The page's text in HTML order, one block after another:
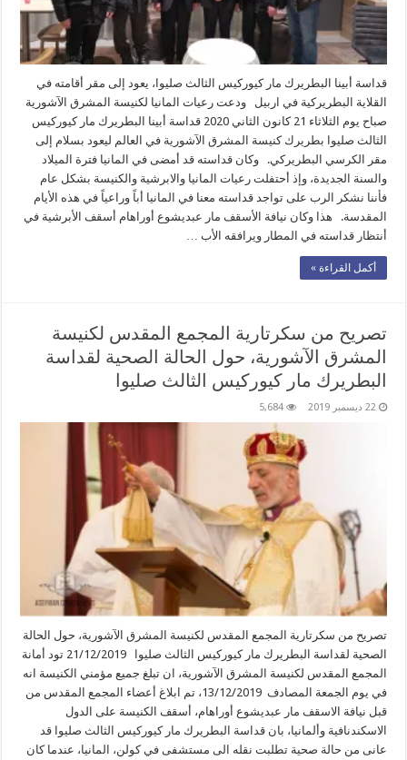
قداسة أبينا البطريرك مار كيوركيس الثالث صليوا، يعود إلى مقر أقامته في
القلاية البطريركية في اربيل ودعت رعيات المانيا لكنيسة المشرق الآشورية
صباح يوم الثلاثاء 21 كانون الثاني 2020 قداسة أبينا البطريرك مار كيوركيس
الثالث صليوا بطريرك كنيسة المشرق الآشورية في العالم ليعود بسلام إلى
مقر الكرسي البطريركي. وكان قداسته قد أمضى في المانيا فترة الميلاد
والسنة الجديدة، وإذ أحتفلت رعيات المانيا والابرشية والكنيسة بشكل عام
فأننا نشكر الرب على تواجد قداسته معنا في المانيا أباً وراعياً في هذه الأيام
المقدسة. هذا وكان نيافة الأسقف مار عبديشوع أوراهام أسقف الأبرشية في
أنتظار قداسته في المطار ويرافقه الأب …
أكمل القراءة »
تصريح من سكرتارية المجمع المقدس لكنيسة
المشرق الآشورية، حول الحالة الصحية لقداسة
البطريرك مار كيوركيس الثالث صليوا
22 ديسمبر 2019 5,684
تصريح من سكرتارية المجمع المقدس لكنيسة المشرق الآشورية، حول الحالة
الصحية لقداسة البطريرك مار كيوركيس الثالث صليوا 21/12/2019 تود أمانة
المجمع المقدس لكنيسة المشرق الآشورية، ان تبلغ جميع مؤمني الكنيسة انه
في يوم الجمعة المصادف 13/12/2019، تم ابلاغ أعضاء المجمع المقدس من
قبل نيافة الاسقف مار عبديشوع أوراهام، أسقف الكنيسة على الدول
الاسكندنافية وألمانيا، بان قداسة البطريرك مار كيوركيس الثالث صليوا قد
عانى من حالة صحية تطلبت نقله الى مستشفى في كولن، المانيا، عندما كان